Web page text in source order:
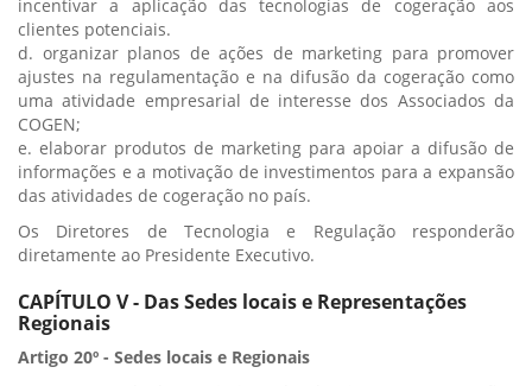
incentivar a aplicação das tecnologias de cogeração aos
clientes potenciais.
d. organizar planos de ações de marketing para promover
ajustes na regulamentação e na difusão da cogeração como
uma atividade empresarial de interesse dos Associados da
COGEN;
e. elaborar produtos de marketing para apoiar a difusão de
informações e a motivação de investimentos para a expansão
das atividades de cogeração no país.
Os Diretores de Tecnologia e Regulação responderão
diretamente ao Presidente Executivo.
CAPÍTULO V - Das Sedes locais e Representações
Regionais
Artigo 20º - Sedes locais e Regionais